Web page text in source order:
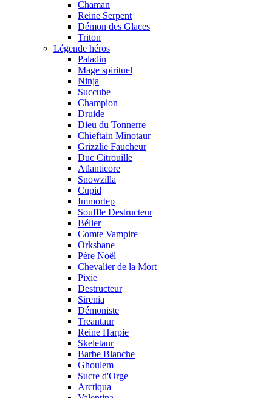
Chaman
Reine Serpent
Démon des Glaces
Triton
Légende héros
Paladin
Mage spirituel
Ninja
Succube
Champion
Druide
Dieu du Tonnerre
Chieftain Minotaur
Grizzlie Faucheur
Duc Citrouille
Atlanticore
Snowzilla
Cupid
Immortep
Souffle Destructeur
Bélier
Comte Vampire
Orksbane
Père Noël
Chevalier de la Mort
Pixie
Destructeur
Sirenia
Démoniste
Treantaur
Reine Harpie
Skeletaur
Barbe Blanche
Ghoulem
Sucre d'Orge
Arctiqua